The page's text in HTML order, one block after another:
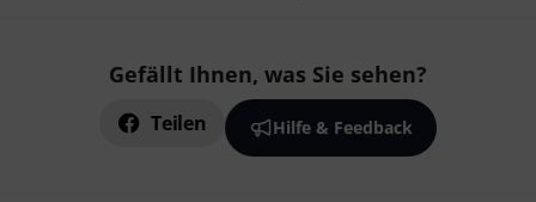
Gefällt Ihnen, was Sie sehen?
Teilen Hilfe & Feedback